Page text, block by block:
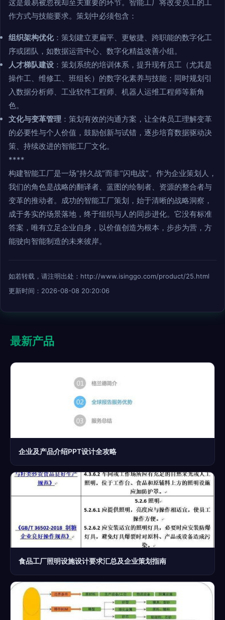
这是最易被忽视却至关重要的环节。智能工厂将改变员工的工
作方式与技能要求。策划中必须包含：
组织架构优化：策划建立更扁平、更敏捷、跨职能的数字化工
序或团队，如数据运营中心、数字化精益改善小组。
人才梯队建设 ：策划系统的培训体系，提升现有员工（尤其是
操作工、维修工、班组长）的数字化素养与技能；同时规划引
入数据分析师、工业软件工程师、机器人运维工程师等新角
色。
文化与变革管理 ：策划有效的沟通方案，让全体员工理解变革
的必要性与个人价值，鼓励创新与试错，逐步培育数据驱动决
策、持续改进的智能工厂文化。
****
构建智能工厂是一场“持久战”而非“闪电战”。作为企业策划人，
我们的角色是战略的翻译者、蓝图的绘制者、资源的整合者与
变革的推动者。成功的智能工厂策划，始于清晰的战略洞察，
成于务实的场景落地，终于组织与人的同步进化。它没有标准
答案，唯有立足企业自身，以价值创造为根本，步步为营，方
能驶向智能制造的未来彼岸。
如若转载，请注明出处：http://www.isinggo.com/product/25.html
更新时间：2026-08-08 20:20:06
最新产品
企业及产品介绍PPT设计全攻略
食品工厂照明设施设计要求汇总及企业策划指南